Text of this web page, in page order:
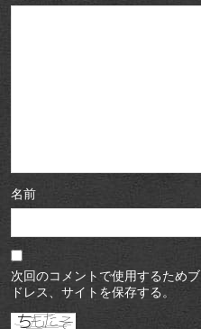
名前
次回のコメントで使用するため
ドレス、サイトを保存する。